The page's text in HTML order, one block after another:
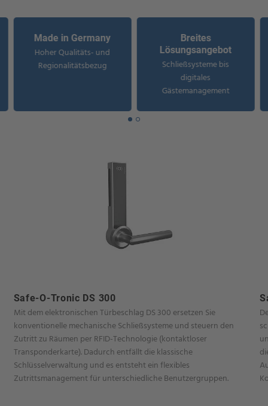
Made in Germany
Hoher Qualitäts- und
Regionalitätsbezug
Breites
Lösungsangebot
Schließsysteme bis
digitales
Gästemanagement
Safe-O-Tronic DS 300
Mit dem elektronischen Türbeschlag DS 300 ersetzen Sie
konventionelle mechanische Schließsysteme und steuern den
Zutritt zu Räumen per RFID-Technologie (kontaktloser
Transponderkarte). Dadurch entfällt die klassische
Schlüsselverwaltung und es entsteht ein flexibles
Zutrittsmanagement für unterschiedliche Benutzergruppen.